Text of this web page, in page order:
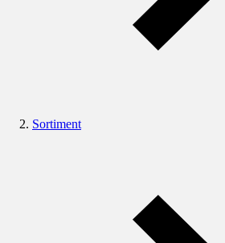
Sortiment